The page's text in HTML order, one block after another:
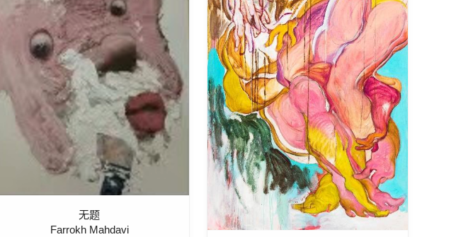
无题
Farrokh Mahdavi